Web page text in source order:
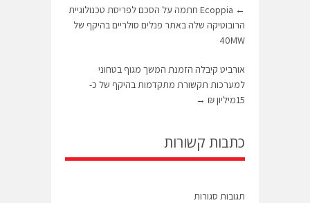
←
Ecoppia חתמה על הסכם לפריסת טכנולוגיית
הרובוטיקה שלה באתר פנלים סולריים בהיקף של
40MW
אורביט קיבלה הזמנת המשך מגוף בטחוני
למערכות תקשורת מתקדמות בהיקף של כ-
15מיליון ₪
→
כתבות קשורות
תגובות סגורות